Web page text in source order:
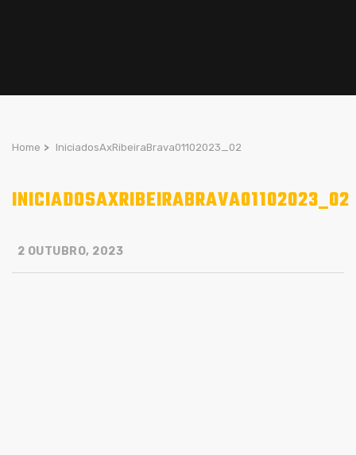
Home > IniciadosAxRibeiraBrava01102023_02
INICIADOSAXRIBEIRABRAVA01102023_02
2 OUTUBRO, 2023